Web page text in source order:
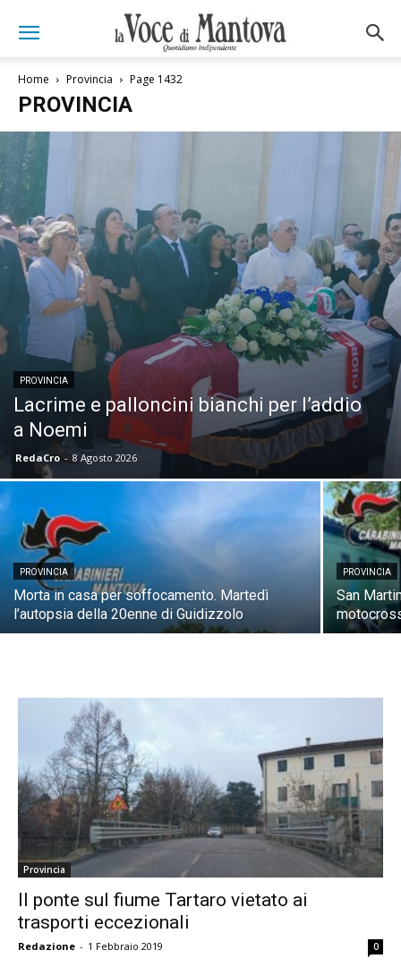
Home Provincia Page 1432
PROVINCIA
PROVINCIA
Lacrime e palloncini bianchi per l’addio
a Noemi
RedaCro - 8 Agosto 2026
PROVINCIA
Morta in casa per soffocamento. Martedì
l’autopsia della 20enne di Guidizzolo
PROVINCIA
San
Provincia
Il ponte sul fiume Tartaro vietato ai
trasporti eccezionali
Redazione - 1 Febbraio 2019 0